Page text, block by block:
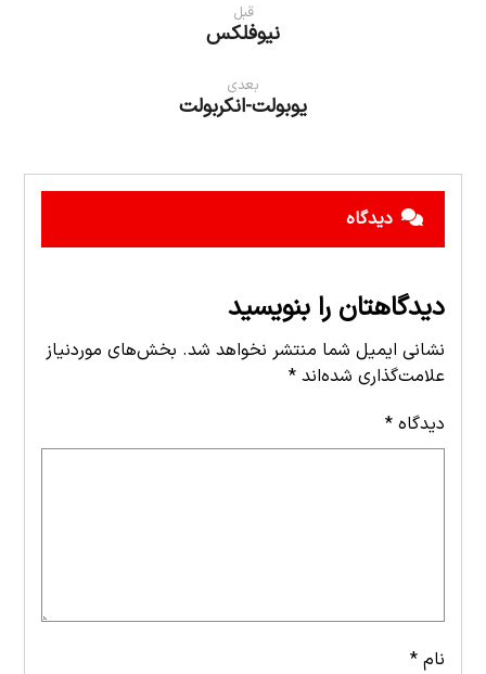
قبل
نیوفلکس
بعدی
یوبولت-انکربولت
دیدگاه
دیدگاهتان را بنویسید
نشانی ایمیل شما منتشر نخواهد شد. بخش‌های موردنیاز
علامت‌گذاری شده‌اند*
دیدگاه*
نام*